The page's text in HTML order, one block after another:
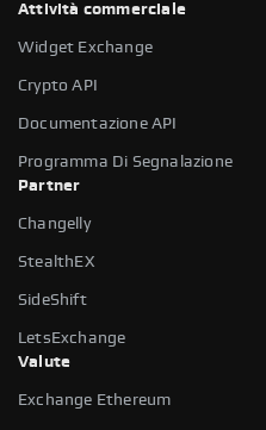
Attività commerciale
Widget Exchange
Crypto API
Documentazione API
Programma Di Segnalazione
Partner
Changelly
StealthEX
SideShift
LetsExchange
Valute
Exchange Ethereum